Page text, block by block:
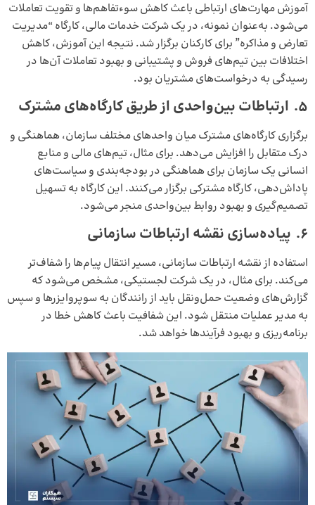
آموزش مهارت‌های ارتباطی باعث کاهش سوءتفاهم‌ها و تقویت تعاملات
می‌شود. به‌عنوان نمونه، در یک شرکت خدمات مالی، کارگاه “مدیریت
تعارض و مذاکره” برای کارکنان برگزار شد. نتیجه این آموزش، کاهش
اختلافات بین تیم‌های فروش و پشتیبانی و بهبود تعاملات آن‌ها در
رسیدگی به درخواست‌های مشتریان بود.
5. ارتباطات بین‌واحدی از طریق کارگاه‌های مشترک
برگزاری کارگاه‌های مشترک میان واحدهای مختلف سازمان، هماهنگی و
درک متقابل را افزایش می‌دهد. برای مثال، تیم‌های مالی و منابع
انسانی یک سازمان برای هماهنگی در بودجه‌بندی و سیاست‌های
پاداش‌دهی، کارگاه مشترکی برگزار می‌کنند. این کارگاه به تسهیل
تصمیم‌گیری و بهبود روابط بین‌واحدی منجر می‌شود.
6. پیاده‌سازی نقشه ارتباطات سازمانی
استفاده از نقشه ارتباطات سازمانی، مسیر انتقال پیام‌ها را شفاف‌تر
می‌کند. برای مثال، در یک شرکت لجستیکی، مشخص می‌شود که
گزارش‌های وضعیت حمل‌ونقل باید از رانندگان به سوپروایزرها و سپس
به مدیر عملیات منتقل شود. این شفافیت باعث کاهش خطا در
برنامه‌ریزی و بهبود فرآیندها خواهد شد.